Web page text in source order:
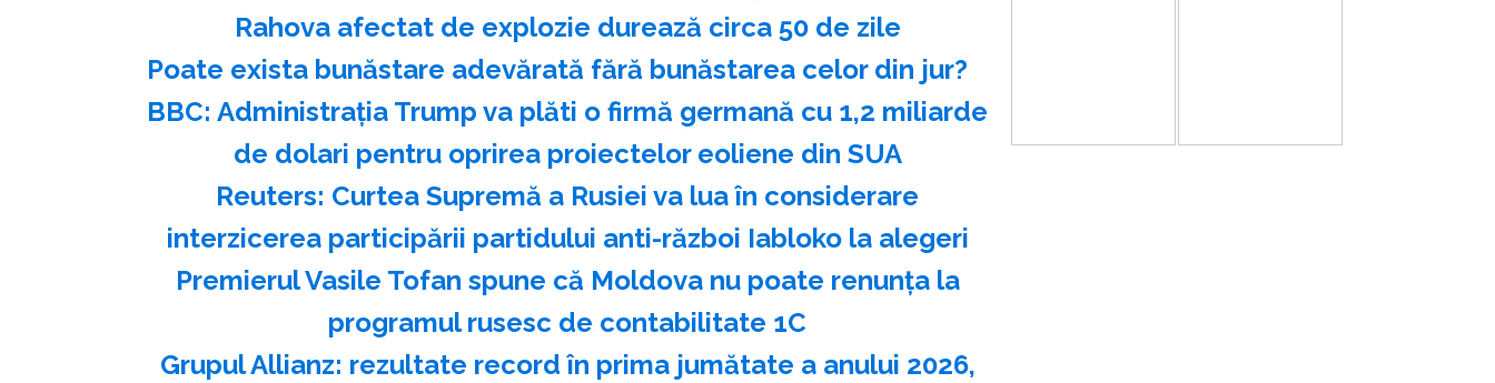
Rahova afectat de explozie durează circa 50 de zile
Poate exista bunăstare adevărată fără bunăstarea celor din jur?
BBC: Administraţia Trump va plăti o firmă germană cu 1,2 miliarde
de dolari pentru oprirea proiectelor eoliene din SUA
Reuters: Curtea Supremă a Rusiei va lua în considerare
interzicerea participării partidului anti-război Iabloko la alegeri
Premierul Vasile Tofan spune că Moldova nu poate renunţa la
programul rusesc de contabilitate 1C
Grupul Allianz: rezultate record în prima jumătate a anului 2026,